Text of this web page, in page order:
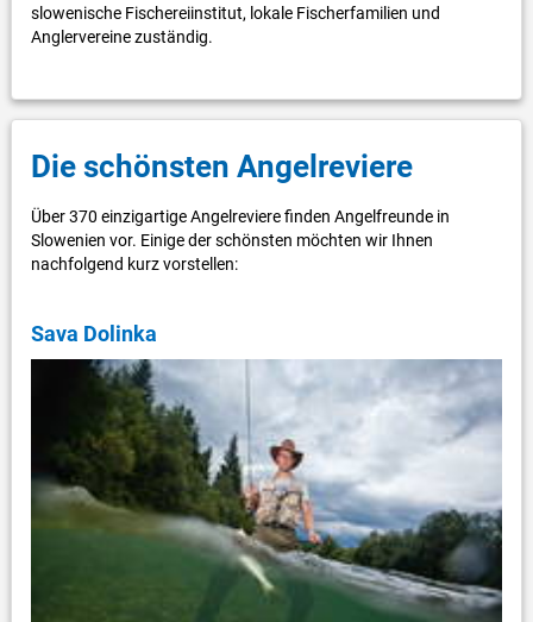
slowenische Fischereiinstitut, lokale Fischerfamilien und
Anglervereine zuständig.
Die schönsten Angelreviere
Über 370 einzigartige Angelreviere finden Angelfreunde in
Slowenien vor. Einige der schönsten möchten wir Ihnen
nachfolgend kurz vorstellen:
Sava Dolinka